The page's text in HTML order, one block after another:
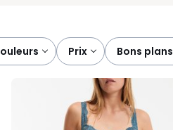
couleurs prix bons plans